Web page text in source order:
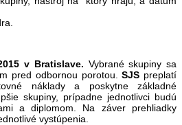
v Bratislave. Vybrané skupiny sa
pred odbornou porotou.SJS preplatí
náklady a poskytne základné
skupiny, prípadne jednotlivci budú
a diplomom. Na záver prehliadky
vystúpenia.